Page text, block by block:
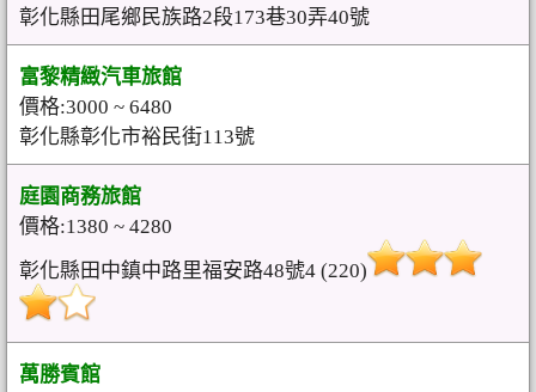
彰化縣田尾鄉民族路2段173巷30弄40號
富黎精緻汽車旅館
價格:3000 ~ 6480
彰化縣彰化市裕民街113號
庭園商務旅館
價格:1380 ~ 4280
彰化縣田中鎮中路里福安路48號4 (220)
萬勝賓館